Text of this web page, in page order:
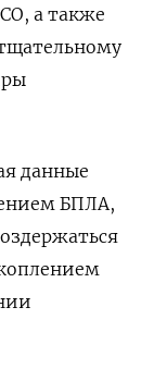
а также
данные
БПЛА,